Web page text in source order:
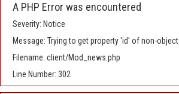
A PHP Error was encountered
Severity: Notice
Message: Trying to get property 'id' of non-object
Filename: client/Mod_news.php
Line Number: 302